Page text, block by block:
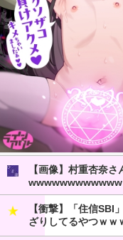
【画像】村重杏奈
wwwwwwwwwwww
【衝撃】「住信SBI
ざりしてるやつｗｗ